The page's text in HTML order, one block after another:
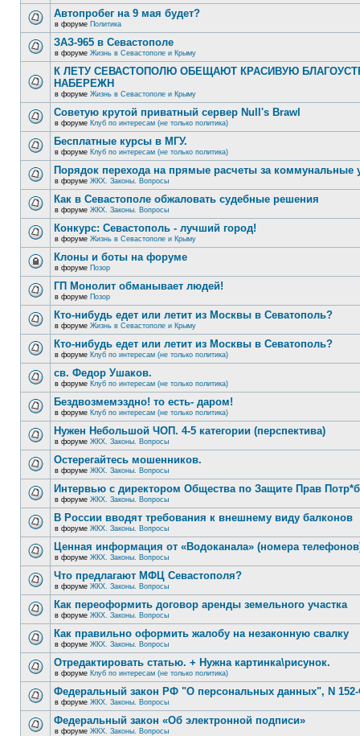
Автопробег на 9 мая будет?
в форуме Политика
ЗАЗ-965 в Севастополе
в форуме Жизнь в Севастополе и Крыму
К ЛЕТУ СЕВАСТОПОЛЮ ОБЕЩАЮТ КРАСИВУЮ
НАБЕРЕЖН
в форуме Жизнь в Севастополе и Крыму
Советую крутой приватный сервер Null's Brawl
в форуме Клуб по интересам (не только политика)
Бесплатные курсы в МГУ.
в форуме Клуб по интересам (не только политика)
Порядок перехода на прямые расчеты за коммунальные
в форуме ЖКХ. Законы. Вопросы
Как в Севастополе обжаловать судебные решения
в форуме ЖКХ. Законы. Вопросы
Конкурс: Севастополь - лучший город!
в форуме Жизнь в Севастополе и Крыму
Клоны и боты на форуме
в форуме Позор
ГП Монолит обманывает людей!
в форуме Позор
Кто-нибудь едет или летит из Москвы в Севатополь?
в форуме Жизнь в Севастополе и Крыму
Кто-нибудь едет или летит из Москвы в Севатополь?
в форуме Клуб по интересам (не только политика)
св. Федор Ушаков.
в форуме Клуб по интересам (не только политика)
Бездвозмемэздно! то есть- даром!
в форуме Клуб по интересам (не только политика)
Нужен Небольшой ЧОП. 4-5 категории (перспектива)
в форуме ЖКХ. Законы. Вопросы
Остерегайтесь мошенников.
в форуме ЖКХ. Законы. Вопросы
Интервью с директором Общества по Защите Прав
в форуме ЖКХ. Законы. Вопросы
В России вводят требования к внешнему виду балконов
в форуме ЖКХ. Законы. Вопросы
Ценная информация от «Водоканала» (номера
в форуме ЖКХ. Законы. Вопросы
Что предлагают МФЦ Севастополя?
в форуме ЖКХ. Законы. Вопросы
Как переоформить договор аренды земельного участка
в форуме ЖКХ. Законы. Вопросы
Как правильно оформить жалобу на незаконную свалку
в форуме ЖКХ. Законы. Вопросы
Отредактировать статью. + Нужна картинка\рисунок.
в форуме Клуб по интересам (не только политика)
Федеральный закон РФ "О персональных данных", N
в форуме ЖКХ. Законы. Вопросы
Федеральный закон «Об электронной подписи»
в форуме ЖКХ. Законы. Вопросы